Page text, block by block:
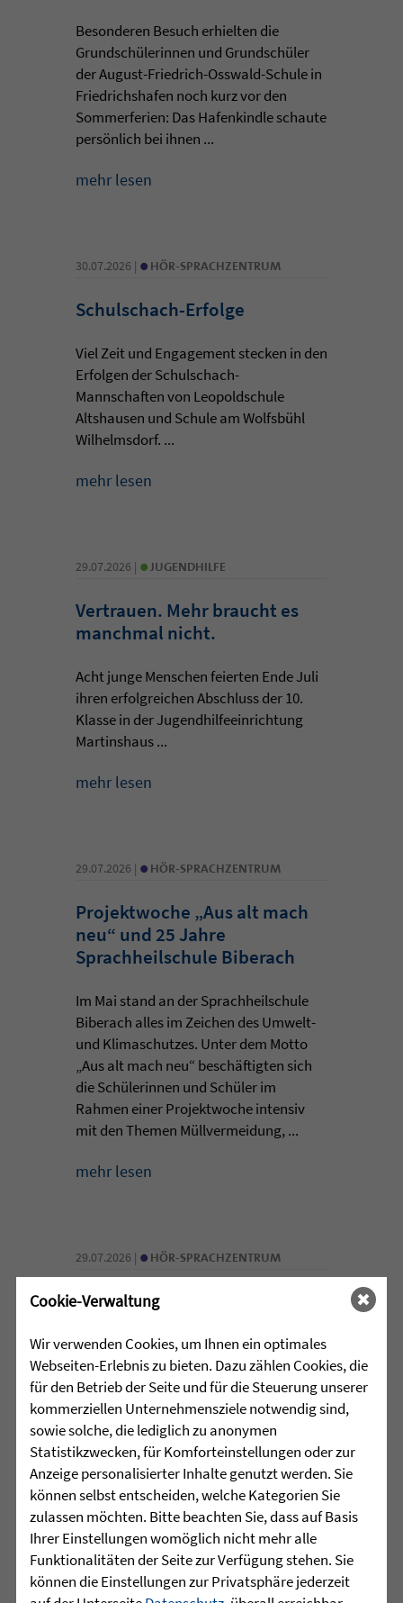
Besonderen Besuch erhielten die
Grundschülerinnen und Grundschüler
der August-Friedrich-Osswald-Schule in
Friedrichshafen noch kurz vor den
Sommerferien: Das Hafenkindle schaute
persönlich bei ihnen ...
mehr lesen
30.07.2026 | • HÖR-SPRACHZENTRUM
Schulschach-Erfolge
Viel Zeit und Engagement stecken in den
Erfolgen der Schulschach-
Mannschaften von Leopoldschule
Altshausen und Schule am Wolfsbühl
Wilhelmsdorf. ...
mehr lesen
29.07.2026 | • JUGENDHILFE
Vertrauen. Mehr braucht es
manchmal nicht.
Acht junge Menschen feierten Ende Juli
ihren erfolgreichen Abschluss der 10.
Klasse in der Jugendhilfeeinrichtung
Martinshaus ...
mehr lesen
29.07.2026 | • HÖR-SPRACHZENTRUM
Projektwoche „Aus alt mach
neu“ und 25 Jahre
Sprachheilschule Biberach
Im Mai stand an der Sprachheilschule
Biberach alles im Zeichen des Umwelt-
und Klimaschutzes. Unter dem Motto
„Aus alt mach neu“ beschäftigten sich
die Schülerinnen und Schüler im
Rahmen einer Projektwoche intensiv
mit den Themen Müllvermeidung, ...
mehr lesen
29.07.2026 | • HÖR-SPRACHZENTRUM
Mutmurmeln und
die Schulzeit
Am Mittwoch, 27.07.26 verabschiedete
das Team des Schulkindergartens der
Leopoldschule in Altshausen die
Vorschüler mit einer bunten und
emotionalen ...
mehr lesen
Cookie-Verwaltung
Wir verwenden Cookies, um Ihnen ein optimales
Webseiten-Erlebnis zu bieten. Dazu zählen Cookies, die
für den Betrieb der Seite und für die Steuerung unserer
kommerziellen Unternehmensziele notwendig sind,
sowie solche, die lediglich zu anonymen
Statistikzwecken, für Komforteinstellungen oder zur
Anzeige personalisierter Inhalte genutzt werden. Sie
können selbst entscheiden, welche Kategorien Sie
zulassen möchten. Bitte beachten Sie, dass auf Basis
Ihrer Einstellungen womöglich nicht mehr alle
Funktionalitäten der Seite zur Verfügung stehen. Sie
können die Einstellungen zur Privatsphäre jederzeit